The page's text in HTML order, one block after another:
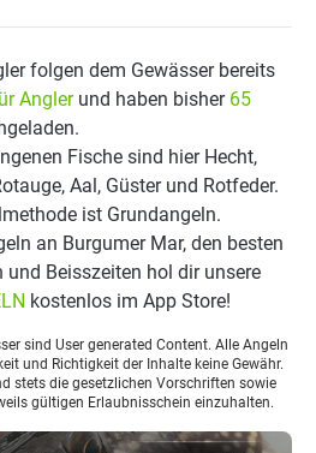
folgen dem Gewässer bereits
Anglerund haben bisher 65
Fische sind hier Hecht,
Aal, Güster und Rotfeder.
ist Grundangeln.
an Burgumer Mar, den besten
und Beisszeiten hol dir unsere
kostenlos im App Store!
sind User generated Content. Alle Angeln
und Richtigkeit der Inhalte keine Gewähr.
stets die gesetzlichen Vorschriften sowie
gültigen Erlaubnisschein einzuhalten.